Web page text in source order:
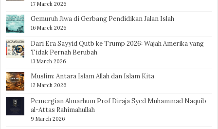
17 March 2026
Gemuruh Jiwa di Gerbang Pendidikan Jalan Islah
16 March 2026
Dari Era Sayyid Qutb ke Trump 2026: Wajah Amerika yang
Tidak Pernah Berubah
13 March 2026
Muslim: Antara Islam Allah dan Islam Kita
12 March 2026
Pemergian Almarhum Prof Diraja Syed Muhammad Naquib
al-Attas Rahimahullah
9 March 2026